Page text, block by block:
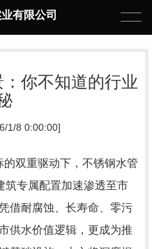
有限公司
你不知道的行业
1/8 0:00:00]
的双重驱动下，不锈钢水管
筑专属配置加速渗透至市
借耐腐蚀、长寿命、零污
供水价值逻辑，更成为推